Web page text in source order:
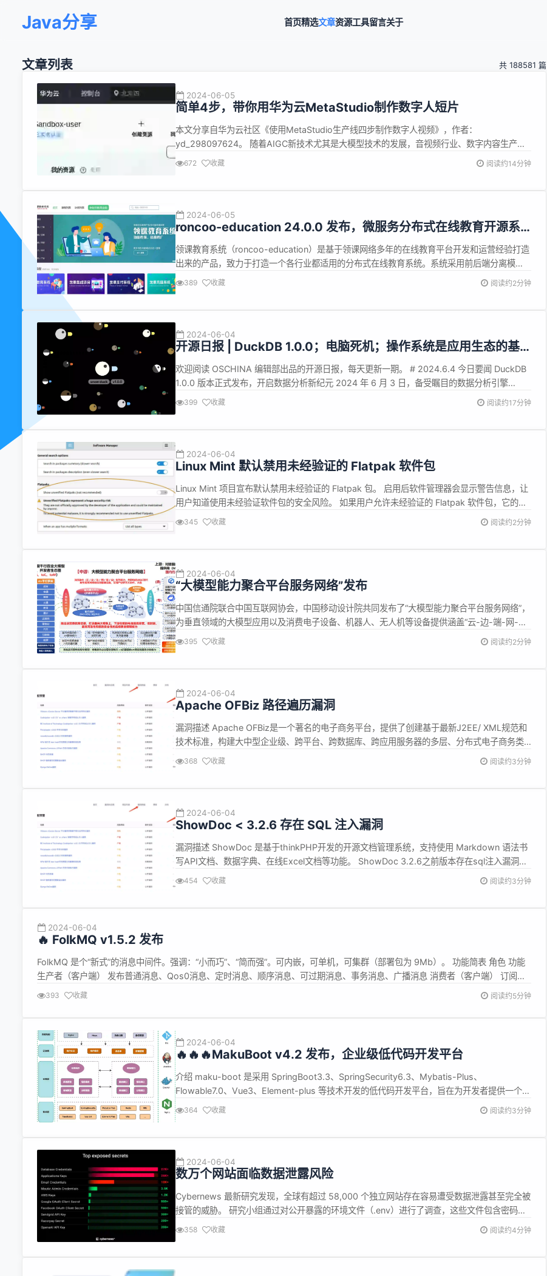
Java分享 首页精选文章资源工具留言关于
文章列表 共 188581 篇
2024-06-05
简单4步，带你用华为云MetaStudio制作数字人短片
本文分享自华为云社区《使用MetaStudio生产线四步制作数字人视频》，作者：
yd_298097624。 随着AIGC新技术尤其是大模型技术的发展，音视频行业、数字内容生产行
业正在经历这从生产方式和生产效率上的一个巨大变化。预测到2030年有AI大模型生成的数字
672 收藏 阅读约14分钟
2024-06-05
roncoo-education 24.0.0 发布，微服务分布式在线教育开源系
统
领课教育系统（roncoo-education）是基于领课网络多年的在线教育平台开发和运营经验打造
出来的产品，致力于打造一个各行业都适用的分布式在线教育系统。系统采用前后端分离模
式，前台采用 vue.js 为核心框架，后台采用 Spring Cloud 为核心框架。系统目前主要功能有
389 收藏 阅读约2分钟
2024-06-04
开源日报 | DuckDB 1.0.0；电脑死机；操作系统是应用生态的基
础；Arm拿下Windows PC；大模型明星公司扎堆找“接盘侠”
欢迎阅读 OSCHINA 编辑部出品的开源日报，每天更新一期。 # 2024.6.4 今日要闻 DuckDB
1.0.0 版本正式发布，开启数据分析新纪元 2024 年 6 月 3 日，备受瞩目的数据分析引擎
DuckDB 迎来了一个重要的里程碑 ——1.0.0 版本正式发布。这个版本的代号为 "Snow
399 收藏 阅读约17分钟
2024-06-04
Linux Mint 默认禁用未经验证的 Flatpak 软件包
Linux Mint 项目宣布默认禁用未经验证的 Flatpak 包。 启用后软件管理器会显示警告信息，让
用户知道使用未经验证软件包的安全风险。 如果用户允许未经验证的 Flatpak 软件包，它的软
件管理器会将这些软件包清晰标记出来 Flatpak 是 Red Hat 主导开发的包格式，类似
345 收藏 阅读约2分钟
2024-06-04
“大模型能力聚合平台服务网络”发布
中国信通院联合中国互联网协会，中国移动设计院共同发布了“大模型能力聚合平台服务网络”，
为垂直领域的大模型应用以及消费电子设备、机器人、无人机等设备提供涵盖“云-边-端-网-算-
安”的一体化端到端的能力支持。 随着人工智能技术的迅猛发展和应用，大模型已成为推动科技
395 收藏 阅读约2分钟
2024-06-04
Apache OFBiz 路径遍历漏洞
漏洞描述 Apache OFBiz是一个著名的电子商务平台，提供了创建基于最新J2EE/ XML规范和
技术标准，构建大中型企业级、跨平台、跨数据库、跨应用服务器的多层、分布式电子商务类
WEB应用系统的框架。 Apache OFBiz 版本 18.12.14 之前版本中存在路径遍历漏洞，由于对
368 收藏 阅读约3分钟
2024-06-04
ShowDoc < 3.2.6 存在 SQL 注入漏洞
漏洞描述 ShowDoc 是基于thinkPHP开发的开源文档管理系统，支持使用 Markdown 语法书
写API文档、数据字典、在线Excel文档等功能。 ShowDoc 3.2.6之前版本存在sql注入漏洞，
在 Showdoc 的/server/index.php?s=/api/item/pwd路径的item_id参数存在拼接执行逻辑，
454 收藏 阅读约3分钟
2024-06-04
🔥 FolkMQ v1.5.2 发布
FolkMQ 是个“新式”的消息中间件。强调：“小而巧”、“简而强”。可内嵌，可单机，可集群（部署包为 9Mb）。 功能简表 角色 功能
生产者（客户端） 发布普通消息、Qos0消息、定时消息、顺序消息、可过期消息、事务消息、广播消息 消费者（客户端） 订阅、
取消订阅。消费-ACK（自动、手动） 服务端 发布-Confirm、订阅-Confirm、取...
393 收藏 阅读约5分钟
2024-06-04
🔥🔥🔥MakuBoot v4.2 发布，企业级低代码开发平台
介绍 maku-boot 是采用 SpringBoot3.3、SpringSecurity6.3、Mybatis-Plus、
Flowable7.0、Vue3、Element-plus 等技术开发的低代码开发平台，旨在为开发者提供一个简
洁、高效、可扩展的低代码开发平台。 使用门槛极低，支持国密加密、达梦数据库等，符合信
364 收藏 阅读约3分钟
2024-06-04
数万个网站面临数据泄露风险
Cybernews 最新研究发现，全球有超过 58,000 个独立网站存在容易遭受数据泄露甚至完全被
接管的威胁。 研究小组通过对公开暴露的环境文件（.env）进行了调查，这些文件包含密码、
API 密钥和网站访问数据库、邮件服务器、支付处理器、内容管理系统和其他各种服务所需的
358 收藏 阅读约4分钟